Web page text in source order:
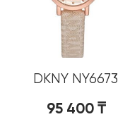
DKNY NY6673
95 400₸